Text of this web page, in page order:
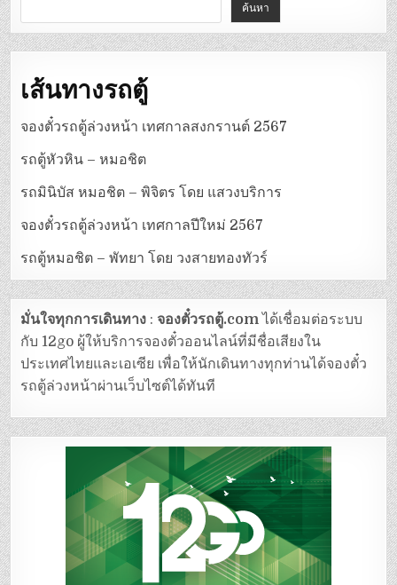
ค้นหา
เส้นทางรถตู้
จองตั๋วรถตู้ล่วงหน้า เทศกาลสงกรานต์ 2567
รถตู้หัวหิน – หมอชิต
รถมินิบัส หมอชิต – พิจิตร โดย แสวงบริการ
จองตั๋วรถตู้ล่วงหน้า เทศกาลปีใหม่ 2567
รถตู้หมอชิต – พัทยา โดย วงสายทองทัวร์
มั่นใจทุกการเดินทาง :จองตั๋วรถตู้.comได้เชื่อมต่อระบบ
กับ 12go ผู้ให้บริการจองตั๋วออนไลน์ที่มีชื่อเสียงใน
ประเทศไทยและเอเซีย เพื่อให้นักเดินทางทุกท่านได้จองตั๋ว
รถตู้ล่วงหน้าผ่านเว็บไซต์ได้ทันที